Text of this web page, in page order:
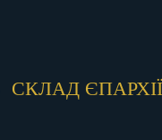
СКЛАД ЄПАРХІЇ